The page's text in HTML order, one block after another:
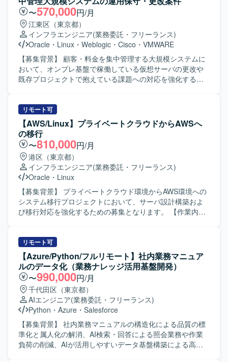
知および通知体制の再構築を行っていただきます。運用・
保守の引き継ぎとして、環境構築手順書を基にした業務移
管や運用ドキュメントの整備・更新にも携わっていただき
ます。 【求める人物像】 セキュリティ分野に強い関心を持
ち、主体的に課題を発見し改善策を提案・実行していただ
ける方を求めています。関係者と連携しながら、インシデ
ント対応や運用標準化を着実に推進していただける方が望
ましいです。 【ポジションの魅力】 クラウド環境やデータ
運用標準化まで一連のプロセスを経験していただけます。
セキュリティ体制の強化や運用の脱属人化に直接貢献でき
る環境です。 【開発環境】 対象システムは Oracle Cloud
Infrastructure（OCI）、PostgreSQL、DNS となっておりま
す。インシデント対応、ログ分析、脆弱性診断、アクセス
制御の見直し、検知および通知体制の再構築、運用移管や
ドキュメント整備といった業務に取り組んでいただきま
す。
〜570,000円/月
江東区（東京都）
インフラエンジニア(業務委託・フリーランス)
Oracle ・ Linux ・ Weblogic ・ Cisco ・ VMWARE
【募集背景】 顧客・料金を集中管理する大規模システムに
おいて、オンプレ基盤で稼働している仮想サーバの更改や
既存プロジェクトで抱えている課題への対応を強化するた
ム変更に伴うAP開発支援を行っていただきます。 EOLを迎
えたOSやミドルウェアに対して、LinuxやWindowsServer
環境でのバージョンアップ対応を実施していただきます。
既存プロジェクトにおけるシステム運用上の課題・問題を
抽出し、運用改善策の検討および推進を行っていただきま
す。 vSphereを用いた仮想基盤の設計・構築・運用・保守
を行い、Weblogicなどのミドルウェアを含めた基盤更改に
対応していただきます。 Ansibleなどの自動化ツールを活用
し、サーバ構築や設定作業の効率化を検討・設計・実装し
ていただきます。 【求める人物像】 主体的に課題を発見
し、関係者と連携しながら改善を推進していただける方を
る方を歓迎いたします。 複数のミドルウェアやインフラ技
術に対して学習意欲が高く、新しい技術や仕組みの導入に
前向きに取り組んでいただける方が望ましいです。 【ポジ
ションの魅力】 大規模な顧客・料金管理システムのインフ
ラ全体に関わることができ、仮想基盤からOS、ミドルウェ
ア、運用改善まで幅広い経験を積むことができます。 リー
ダーポジションとして、設計・構築だけでなく改善推進や
メンバーの牽引など上流から関与できるため、キャリアア
ップにつながる環境です。 vSphereやWeblogic、Ansibleな
どの技術を実務で活用しながら、オンプレ基盤領域での専
門性を高めていただけます。 【開発環境】 Linux(RHEL8)
リモート可
【AWS/Linux】プライベートクラウドからAWSへ
の移行
〜810,000円/月
港区（東京都）
インフラエンジニア(業務委託・フリーランス)
Oracle ・ Linux
【募集背景】 プライベートクラウド環境からAWS環境への
システム移行プロジェクトにおいて、サーバ設計構築およ
び移行対応を強化するための募集となります。 【作業内
を中心としたサーバの設計・構築および移行作業を担当し
ていただきます。移行後は、既存環境で実施しているITGC
対応が新環境でも適切に適用されているかの確認や、関連
する設定・構成の見直し、ドキュメント整備なども行って
いただきます。 【求める人物像】 サーバ設計構築や移行プ
ロジェクトにおいて主体的に動き、関係者と協調しながら
業務を進めていただける方を求めています。技術的な課題
に対して自ら調査・検証し、改善提案までつなげていただ
ける方が望ましいです。 【ポジションの魅力】 大規模なシ
ステムのクラウド移行を通じて、Linuxサーバ設計構築スキ
ルに加え、クラウド環境における設計・運用に関する知見
リモート可
【Azure/Python/フルリモート】社内業務マニュア
ルのデータ化（業務ナレッジ活用基盤開発）
〜990,000円/月
千代田区（東京都）
AIエンジニア(業務委託・フリーランス)
Python ・ Azure ・ Salesforce
【募集背景】 社内業務マニュアルの構造化による品質の標
準化と属人化の解消、AI検索・回答による照会業務や作業
負荷の削減、AIが活用しやすいデータ基盤構築による高度